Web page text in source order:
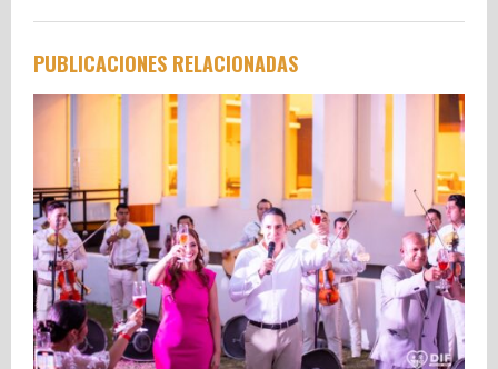
PUBLICACIONES RELACIONADAS